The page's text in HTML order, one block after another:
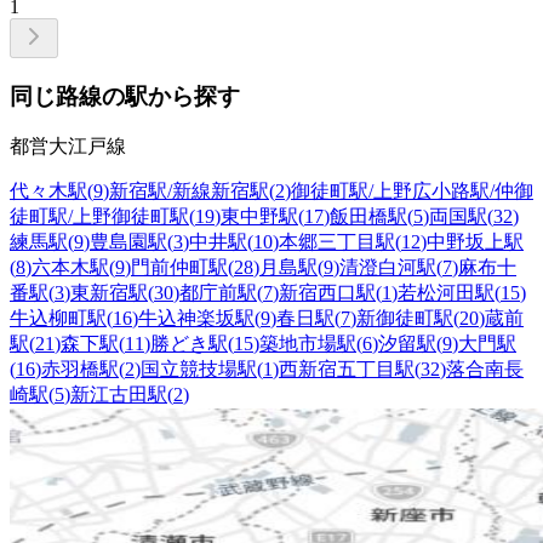
1
同じ路線の駅から探す
都営大江戸線
代々木駅(9)新宿駅/新線新宿駅(2)御徒町駅/上野広小路駅/仲御
徒町駅/上野御徒町駅(19)東中野駅(17)飯田橋駅(5)両国駅(32)
練馬駅(9)豊島園駅(3)中井駅(10)本郷三丁目駅(12)中野坂上駅
(8)六本木駅(9)門前仲町駅(28)月島駅(9)清澄白河駅(7)麻布十
番駅(3)東新宿駅(30)都庁前駅(7)新宿西口駅(1)若松河田駅(15)
牛込柳町駅(16)牛込神楽坂駅(9)春日駅(7)新御徒町駅(20)蔵前
駅(21)森下駅(11)勝どき駅(15)築地市場駅(6)汐留駅(9)大門駅
(16)赤羽橋駅(2)国立競技場駅(1)西新宿五丁目駅(32)落合南長
崎駅(5)新江古田駅(2)